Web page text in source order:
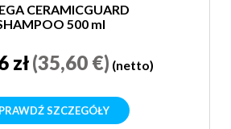
CERAMICGUARD
500 ml
zł(35,60 €) (netto)
SZCZEGÓŁY